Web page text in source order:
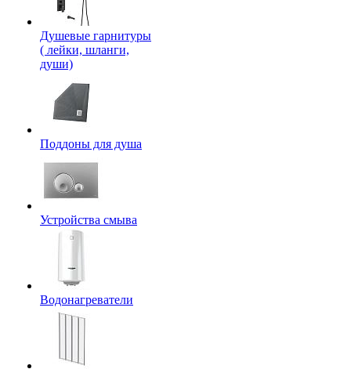
Душевые гарнитуры
( лейки, шланги,
души)
Поддоны для душа
Устройства смыва
Водонагреватели